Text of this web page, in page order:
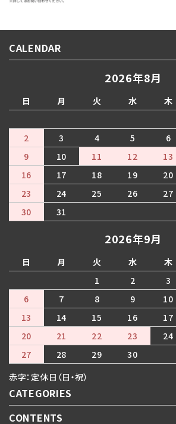
CALENDAR
2026年8月
日 月 火 水 木
2
3 4 5 6
9
10 11 12 13
16
17 18 19 20
23
24 25 26 27
30
31
2026年9月
日 月 火 水 木
1
2 3
6
7 8 9 10
13
14 15 16 17
20
21 22 23 24
27
28 29
30
赤字：定休日（日・祝）
CATEGORIES
CONTENTS